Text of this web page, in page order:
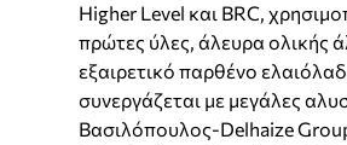
Higher Level και BRC,
πρώτες ύλες, άλευρα ολικής
εξαιρετικό παρθένο
συνεργάζεται με μεγάλες
Βασιλόπουλος-Delhaize